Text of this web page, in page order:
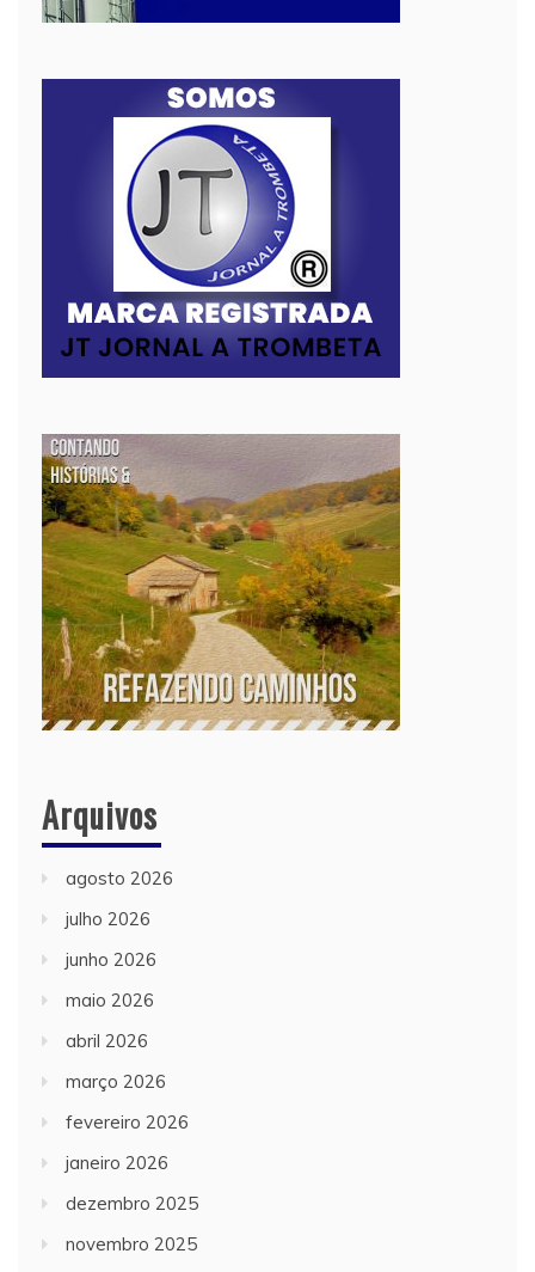
Arquivos
agosto 2026
julho 2026
junho 2026
maio 2026
abril 2026
março 2026
fevereiro 2026
janeiro 2026
dezembro 2025
novembro 2025